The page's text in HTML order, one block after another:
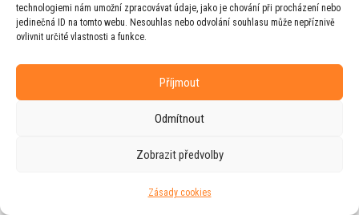
technologiemi nám umožní zpracovávat údaje, jako je chování při procházení nebo
jedinečná ID na tomto webu. Nesouhlas nebo odvolání souhlasu může nepříznivě
ovlivnit určité vlastnosti a funkce.
Příjmout
Odmítnout
Zobrazit předvolby
Zásady cookies
Horeckého
Web vytvořila firma